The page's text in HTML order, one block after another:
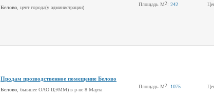
Белово , цент города(у администрации)
Площадь М2 : 242
Продам прозводственное помещение Белово
Белово , бывшее ОАО ЦЭММ) в р-не 8 Марта
Площадь М2 : 1075